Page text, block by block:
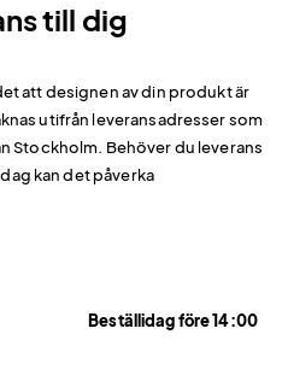
till dig
att designen av din produkt är
utifrån leveransadresser som
Stockholm. Behöver du leverans
kan det påverka
Beställidag före 14:00